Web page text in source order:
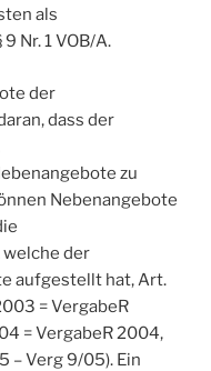
als
Nr. 1 VOB/A.
der
dass der
zu
Nebenangebote
der
aufgestellt hat, Art.
= VergabeR
= VergabeR 2004,
– Verg 9/05). Ein